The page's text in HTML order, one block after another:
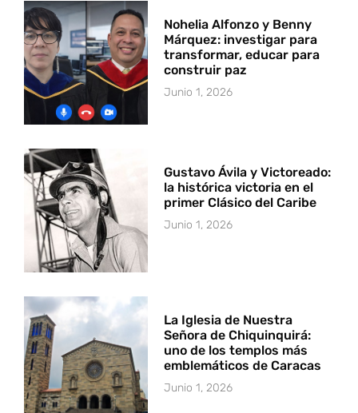
Nohelia Alfonzo y Benny
Márquez: investigar para
transformar, educar para
construir paz
Junio 1, 2026
Gustavo Ávila y Victoreado:
la histórica victoria en el
primer Clásico del Caribe
Junio 1, 2026
La Iglesia de Nuestra
Señora de Chiquinquirá:
uno de los templos más
emblemáticos de Caracas
Junio 1, 2026